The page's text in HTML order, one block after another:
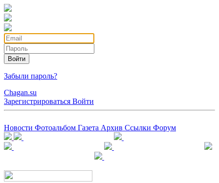
Войти
Забыли пароль?
Chagan.su
Зарегистрироваться Войти
Новости Фотоальбом Газета Архив Ссылки Форум